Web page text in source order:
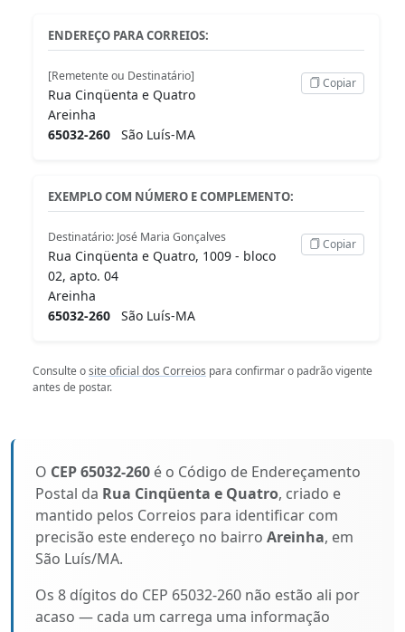
ENDEREÇO PARA CORREIOS:
[Remetente ou Destinatário]
Rua Cinqüenta e Quatro
Areinha
65032-260 São Luís-MA
Copiar
EXEMPLO COM NÚMERO E COMPLEMENTO:
Destinatário: José Maria Gonçalves
Rua Cinqüenta e Quatro, 1009 - bloco
02, apto. 04
Areinha
65032-260 São Luís-MA
Copiar
Consulte osite oficial dos Correios para confirmar o padrão vigente
antes de postar.
O CEP 65032-260 é o Código de Endereçamento
Postal da Rua Cinqüenta e Quatro, criado e
mantido pelos Correios para identificar com
precisão este endereço no bairro Areinha, em
São Luís/MA.
Os 8 dígitos do CEP 65032-260 não estão ali por
acaso — cada um carrega uma informação